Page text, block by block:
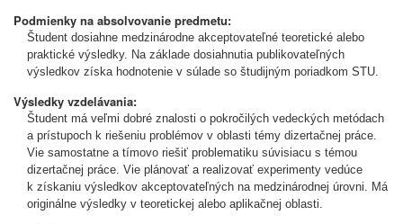
Podmienky na absolvovanie predmetu:
Študent dosiahne medzinárodne akceptovateľné teoretické alebo
praktické výsledky. Na základe dosiahnutia publikovateľných
výsledkov získa hodnotenie v súlade so študijným poriadkom STU.
Výsledky vzdelávania:
Študent má veľmi dobré znalosti o pokročilých vedeckých metódach
a prístupoch k riešeniu problémov v oblasti témy dizertačnej práce.
Vie samostatne a tímovo riešiť problematiku súvisiacu s témou
dizertačnej práce. Vie plánovať a realizovať experimenty vedúce
k získaniu výsledkov akceptovateľných na medzinárodnej úrovni. Má
originálne výsledky v teoretickej alebo aplikačnej oblasti.